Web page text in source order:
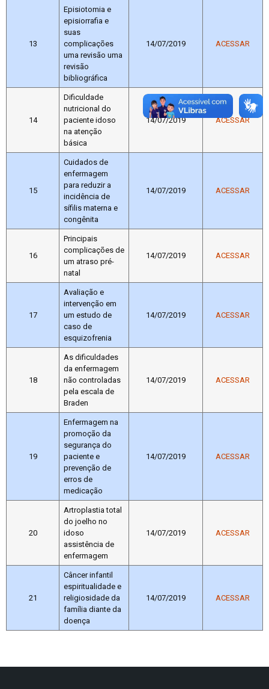
13
Episiotomia e
episiorrafia e
suas
complicações
uma revisão uma
revisão
bibliográfica
14/07/2019 ACESSAR
14
Dificuldade
nutricional do
paciente idoso
na atenção
básica
14/07/2019 ACESSAR
15
Cuidados de
enfermagem
para reduzir a
incidência de
sífilis materna e
congênita
14/07/2019 ACESSAR
16
Principais
complicações de
um atraso pré-
natal
14/07/2019 ACESSAR
17
Avaliação e
intervenção em
um estudo de
caso de
esquizofrenia
14/07/2019 ACESSAR
18
As dificuldades
da enfermagem
não controladas
pela escala de
Braden
14/07/2019 ACESSAR
19
Enfermagem na
promoção da
segurança do
paciente e
prevenção de
erros de
medicação
14/07/2019 ACESSAR
20
Artroplastia total
do joelho no
idoso
assistência de
enfermagem
14/07/2019 ACESSAR
21
Câncer infantil
espiritualidade e
religiosidade da
família diante da
doença
14/07/2019 ACESSAR